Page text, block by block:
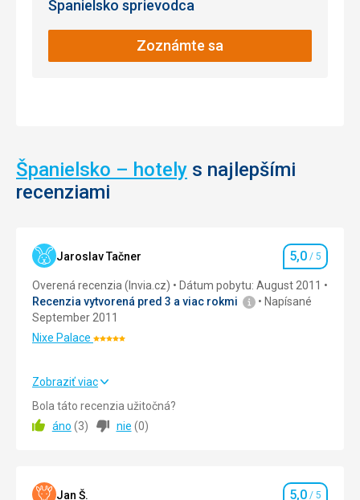
eukalypty.
Parky /
Španielsko sprievodca
Zoznámte sa
Španielsko – hotely s najlepšími
recenziami
Jaroslav Tačner Hodnotenie
5,0 / 5
Overená recenzia (Invia.cz)
Dátum pobytu: August 2011
Recenzia vytvorená pred 3 a viac rokmi
Napísané
September 2011
Nixe PalaceHodnotenie:
Strava
Zobraziť viac
Bola táto recenzia užitočná?
áno (3) nie (0)
Jan Š. 5,0 / 5